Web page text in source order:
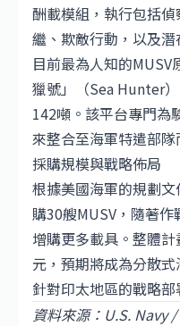
酬載模組，執行包括
繼、欺敵行動，以及潛
目前最為人知的
獵號」（Sea Hunter
142噸。該平台專門為
來整合至海軍特遣部隊
採購規模與戰略佈局
根據美國海軍的規劃
購30艘MUSV，隨著
增購更多載具。整體
元，預期將成為分散
針對印太地區的戰略部
資料來源：U.S. Navy